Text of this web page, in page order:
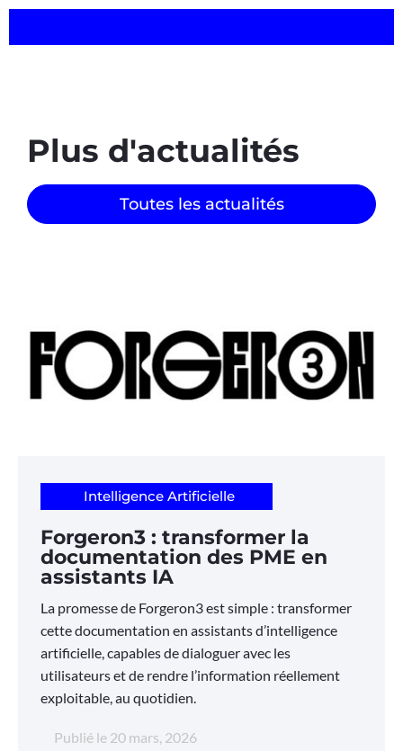
Plus d'actualités
Toutes les actualités
Intelligence Artificielle
Forgeron3 : transformer la
documentation des PME en
assistants IA
La promesse de Forgeron3 est simple : transformer
cette documentation en assistants d’intelligence
artificielle, capables de dialoguer avec les
utilisateurs et de rendre l’information réellement
exploitable, au quotidien.
Publié le 20 mars, 2026